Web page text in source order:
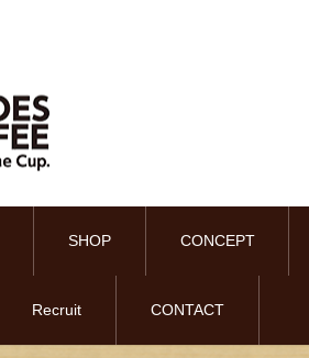
SHOP CONCEPT
Recruit CONTACT